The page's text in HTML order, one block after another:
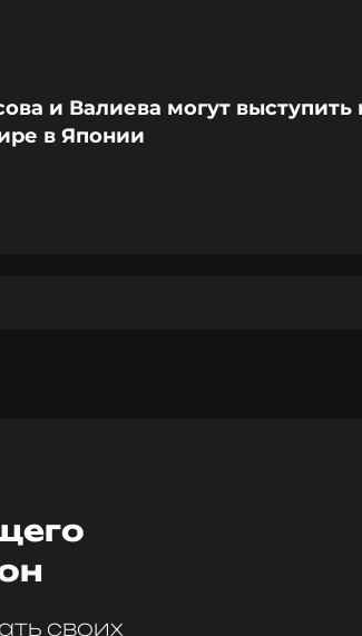
и Валиева могут выступить
в Японии
своих